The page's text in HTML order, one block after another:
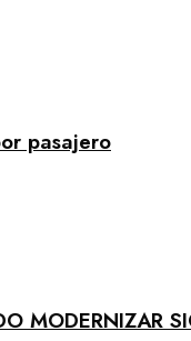
pasajero
MODERNIZAR